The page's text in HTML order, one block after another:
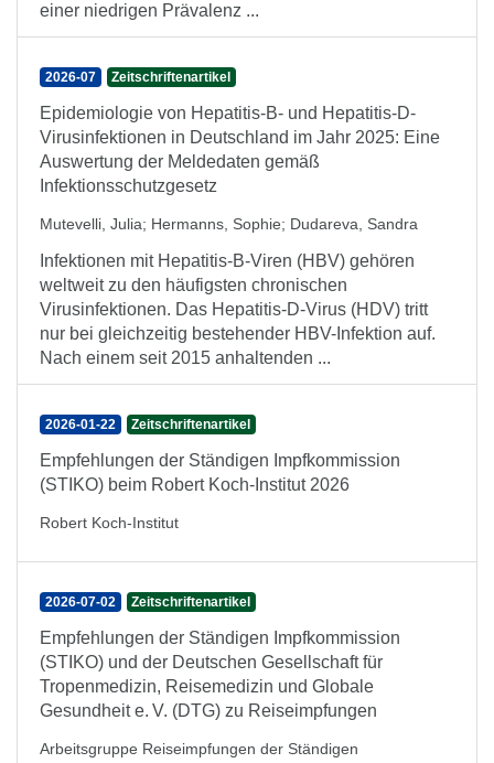
einer niedrigen Prävalenz ...
2026-07 Zeitschriftenartikel
Epidemiologie von Hepatitis-B- und Hepatitis-D-
Virusinfektionen in Deutschland im Jahr 2025: Eine
Auswertung der Meldedaten gemäß
Infektionsschutzgesetz
Mutevelli, Julia; Hermanns, Sophie; Dudareva, Sandra
Infektionen mit Hepatitis-B-Viren (HBV) gehören
weltweit zu den häufigsten chronischen
Virusinfektionen. Das Hepatitis-D-Virus (HDV) tritt
nur bei gleichzeitig bestehender HBV-Infektion auf.
Nach einem seit 2015 anhaltenden ...
2026-01-22 Zeitschriftenartikel
Empfehlungen der Ständigen Impfkommission
(STIKO) beim Robert Koch-Institut 2026
Robert Koch-Institut
2026-07-02 Zeitschriftenartikel
Empfehlungen der Ständigen Impfkommission
(STIKO) und der Deutschen Gesellschaft für
Tropenmedizin, Reisemedizin und Globale
Gesundheit e. V. (DTG) zu Reiseimpfungen
Arbeitsgruppe Reiseimpfungen der Ständigen